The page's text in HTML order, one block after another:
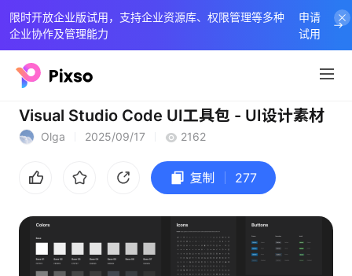
限时开放企业版试用，支持企业资源库、权限管理等多种
企业协作及管理能力
申请
试用
Visual Studio Code UI工具包 - UI设计素材
Olga 2025/09/17 2162
复制 277